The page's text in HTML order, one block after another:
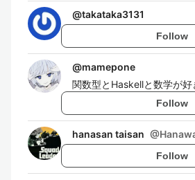
@takataka3131
Follow
@mamepone
関数型とHaskellと数学が好
Follow
hanasan taisan @
Follow